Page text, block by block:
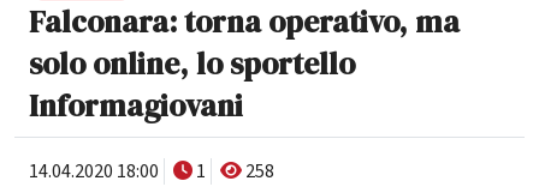
Falconara: torna operativo, ma
solo online, lo sportello
Informagiovani
14.04.2020 18:00 1
258